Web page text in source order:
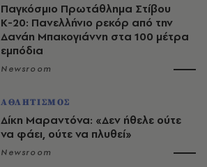
Παγκόσμιο Πρωτάθλημα Στίβου
Κ-20: Πανελλήνιο ρεκόρ από την
Δανάη Μπακογιάννη στα 100 μέτρα
εμπόδια
Newsroom
ΑΘΛΗΤΙΣΜΟΣ
Δίκη Μαραντόνα: «Δεν ήθελε ούτε
να φάει, ούτε να πλυθεί»
Newsroom